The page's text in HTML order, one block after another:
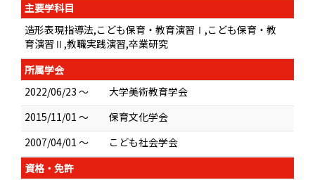
主要学科目
造形表現指導法,こども保育・教育演習Ⅰ,こども保育・教
育演習Ⅱ,教職実践演習,卒業研究
所属学会
2022/06/23 ～
大学美術教育学会
2015/11/01 ～
保育文化学会
2007/04/01 ～
こども社会学会
資格・免許